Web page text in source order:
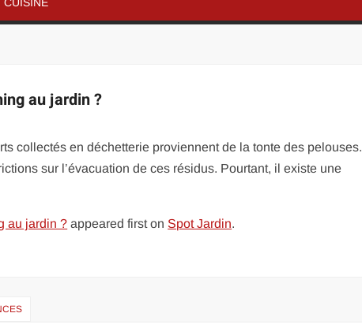
au jardin ?
collectés en déchetterie proviennent de la tonte des pelouses.
sur l’évacuation de ces résidus. Pourtant, il existe une
au jardin ? appeared first on Spot Jardin.